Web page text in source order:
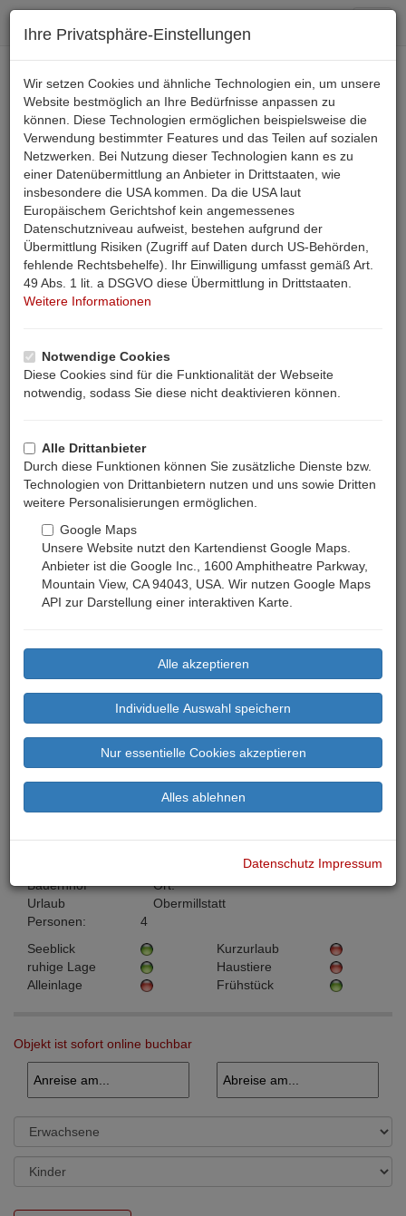
Ihre Privatsphäre-Einstellungen
Wir setzen Cookies und ähnliche Technologien ein, um unsere
Website bestmöglich an Ihre Bedürfnisse anpassen zu
können. Diese Technologien ermöglichen beispielsweise die
Verwendung bestimmter Features und das Teilen auf sozialen
Netzwerken. Bei Nutzung dieser Technologien kann es zu
einer Datenübermittlung an Anbieter in Drittstaaten, wie
insbesondere die USA kommen. Da die USA laut
Europäischem Gerichtshof kein angemessenes
Datenschutzniveau aufweist, bestehen aufgrund der
Übermittlung Risiken (Zugriff auf Daten durch US-Behörden,
fehlende Rechtsbehelfe). Ihr Einwilligung umfasst gemäß Art.
49 Abs. 1 lit. a DSGVO diese Übermittlung in Drittstaaten.
Weitere Informationen
Notwendige Cookies
Diese Cookies sind für die Funktionalität der Webseite
notwendig, sodass Sie diese nicht deaktivieren können.
Alle Drittanbieter
Durch diese Funktionen können Sie zusätzliche Dienste bzw.
Technologien von Drittanbietern nutzen und uns sowie Dritten
weitere Personalisierungen ermöglichen.
Google Maps
Unsere Website nutzt den Kartendienst Google Maps.
Anbieter ist die Google Inc., 1600 Amphitheatre Parkway,
Mountain View, CA 94043, USA. Wir nutzen Google Maps
API zur Darstellung einer interaktiven Karte.
Datenschutz Impressum
+43 4242 36 355
Email
SUCHE
Urlaub mit Genuß für alle Sinne - Biobauernhof
Österreich
Beschreibung Belegungsplan Anfrage
Start Ferienwohnung Pbu 00314
Preis ab: 189 €
Bewertungen: 0
Basisdaten
Objektart:
Bauernhof
Urlaub
Ort:
Obermillstatt
Personen:
4
Seeblick
ruhige Lage
Alleinlage
Kurzurlaub
Haustiere
Frühstück
Objekt ist sofort online buchbar